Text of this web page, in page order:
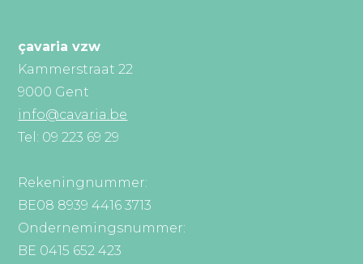
çavaria vzw
Kammerstraat 22
9000 Gent
info@cavaria.be
Tel: 09 223 69 29
Rekeningnummer:
BE08 8939 4416 3713
Ondernemingsnummer:
BE 0415 652 423